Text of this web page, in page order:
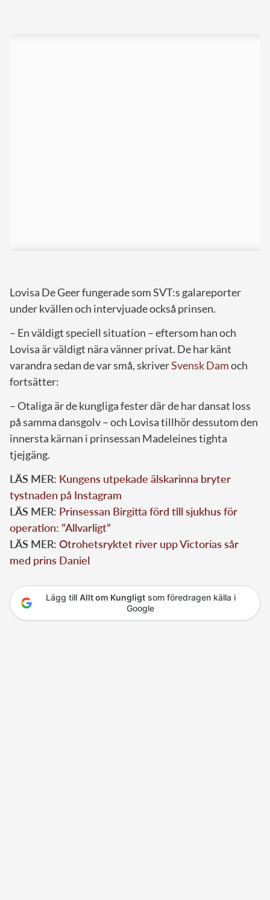
Lovisa De Geer fungerade som SVT:s galareporter
under kvällen och intervjuade också prinsen.
– En väldigt speciell situation – eftersom han och
Lovisa är väldigt nära vänner privat. De har känt
varandra sedan de var små, skriverSvensk Damoch
fortsätter:
– Otaliga är de kungliga fester där de har dansat loss
på samma dansgolv – och Lovisa tillhör dessutom den
innersta kärnan i prinsessan Madeleines tighta
tjejgäng.
LÄS MER: Kungens utpekade älskarinna bryter
tystnaden på Instagram
LÄS MER: Prinsessan Birgitta förd till sjukhus för
operation: ”Allvarligt”
LÄS MER: Otrohetsryktet river upp Victorias sår
med prins Daniel
Lägg till Allt om Kungligtsom föredragen källa i
Google